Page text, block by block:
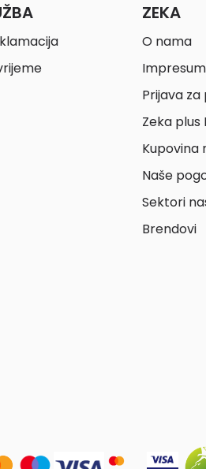
ZEKA
O nama
Impresum
Prijava za
Zeka
Kupovina
Naše
Sektori
Brendovi